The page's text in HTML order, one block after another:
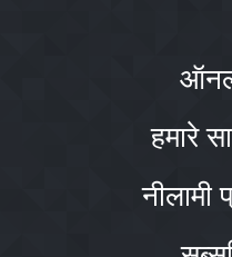
हमारे
नीलामी